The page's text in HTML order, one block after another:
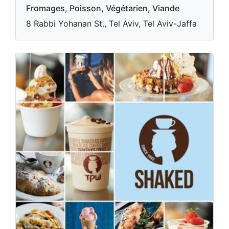
Fromages, Poisson, Végétarien, Viande
8 Rabbi Yohanan St., Tel Aviv, Tel Aviv-Jaffa